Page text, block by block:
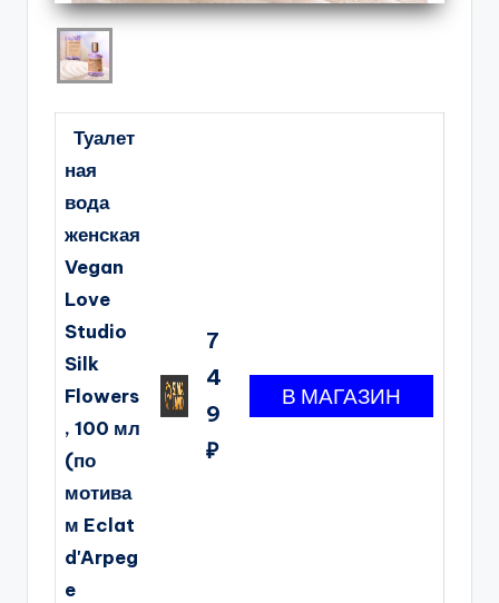
Туалет
ная
вода
женская
Vegan
Love
Studio
Silk
Flowers
, 100 мл
(по
мотива
м Eclat
d'Arpeg
e
7
4
9
₽